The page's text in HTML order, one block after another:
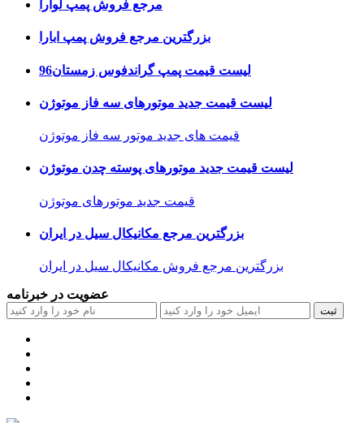
مرجع فروش پمپ لوارا
بزرگترین مرجع فروش پمپ ابارا
لیست قیمت پمپ گراندفوس زمستان96
لیست قیمت جدید موتورهای سه فاز موتوژن
قیمت های جدید موتور سه فاز موتوژن
لیست قیمت جدید موتورهای پوسته چدن موتوژن
قیمت جدید موتورهای موتوژن
بزرگترین مرجع مکانیکال سیل در ایران
بزرگترین مرجع فروش مکانیکال سیل در ایران
عضویت در خبرنامه
ثبت